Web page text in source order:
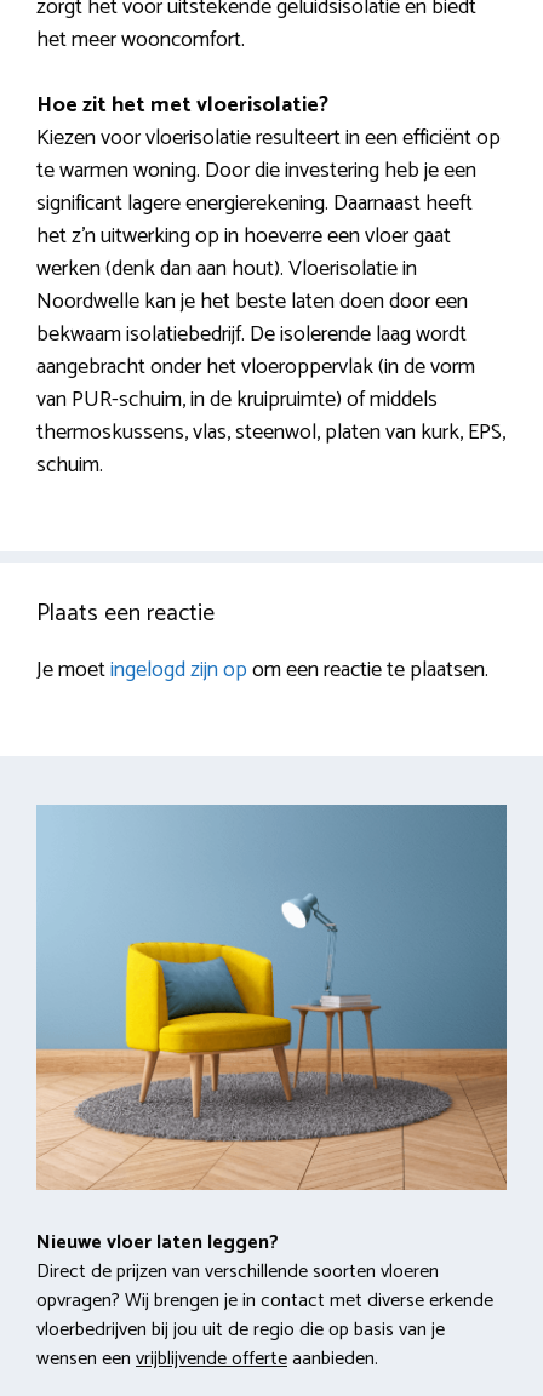
zorgt het voor uitstekende geluidsisolatie en biedt
het meer wooncomfort.
Hoe zit het met vloerisolatie?
Kiezen voor vloerisolatie resulteert in een efficiënt op
te warmen woning. Door die investering heb je een
significant lagere energierekening. Daarnaast heeft
het z’n uitwerking op in hoeverre een vloer gaat
werken (denk dan aan hout). Vloerisolatie in
Noordwelle kan je het beste laten doen door een
bekwaam isolatiebedrijf. De isolerende laag wordt
aangebracht onder het vloeroppervlak (in de vorm
van PUR-schuim, in de kruipruimte) of middels
thermoskussens, vlas, steenwol, platen van kurk, EPS,
schuim.
Plaats een reactie
Je moetingelogd zijn opom een reactie te plaatsen.
Nieuwe vloer laten leggen?
Direct de prijzen van verschillende soorten vloeren
opvragen? Wij brengen je in contact met diverse erkende
vloerbedrijven bij jou uit de regio die op basis van je
wensen eenvrijblijvende offerteaanbieden.